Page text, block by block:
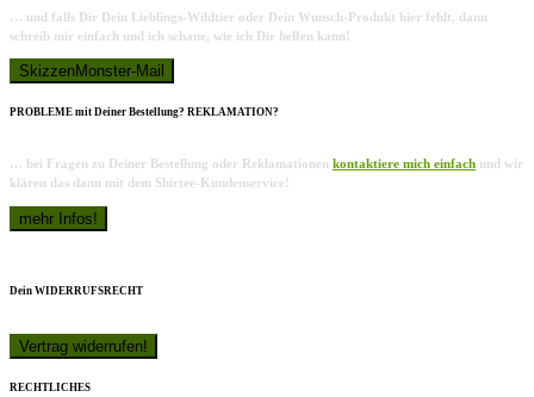
… und falls Dir Dein Lieblings-Wildtier oder Dein Wunsch-Produkt hier fehlt, dann
schreib mir einfach und ich schaue, wie ich Dir helfen kann!
PROBLEME mit Deiner Bestellung? REKLAMATION?
… bei Fragen zu Deiner Bestellung oder Reklamationen kontaktiere mich einfach und wir
klären das dann mit dem Shirtee-Kundenservice!
Dein WIDERRUFSRECHT
RECHTLICHES